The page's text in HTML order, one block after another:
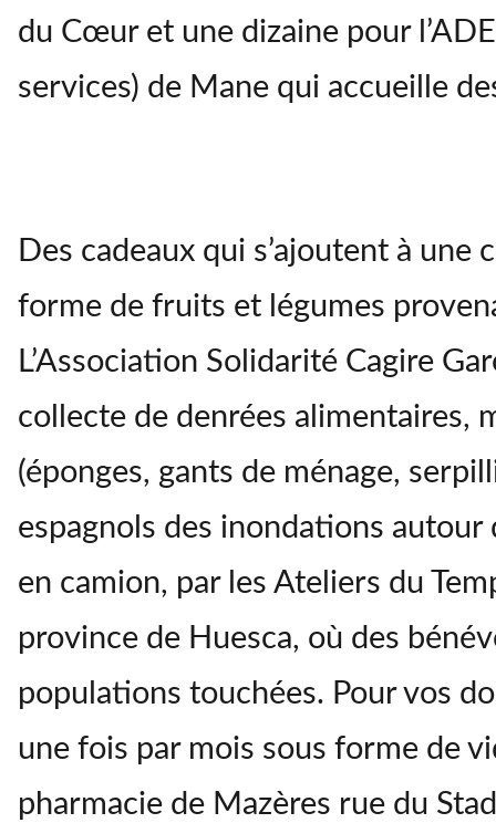
du Cœur et une dizaine pour
services) de Mane qui accueille
Des cadeaux qui s’ajoutent à
forme de fruits et légumes
L’Association Solidarité Cagire
collecte de denrées alimentaires,
(éponges, gants de ménage,
espagnols des inondations autour
en camion, par les Ateliers du
province de Huesca, où des
populations touchées. Pour vos
une fois par mois sous forme de
pharmacie de Mazères rue du